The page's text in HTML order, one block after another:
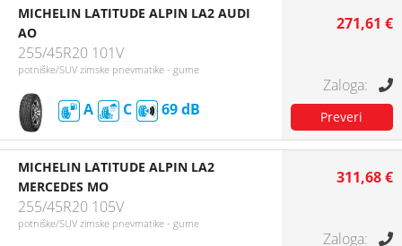
MICHELIN LATITUDE ALPIN LA2 AUDI
AO
255/45R20 101V
potniške/SUV zimske pnevmatike - gume
A C 69
271,61 €
MICHELIN LATITUDE ALPIN LA2
MERCEDES MO
255/45R20 105V
potniške/SUV zimske pnevmatike - gume
311,68 €